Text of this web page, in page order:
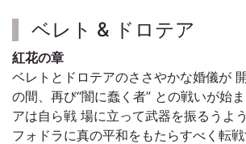
ベレト & ドロテア
紅花の章
ベレトとドロテアのささやかな婚儀が
の間、再び“闇に蠢く者” との戦いが始
アは自ら戦 場に立って武器を振るうよ
フォドラに真の平和をもたらすべく転